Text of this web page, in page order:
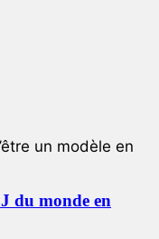
un modèle en
du monde en